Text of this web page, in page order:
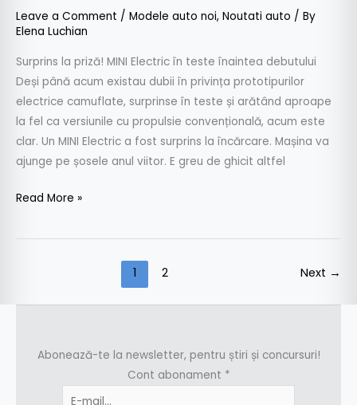
Leave a Comment / Modele auto noi, Noutati auto / By
Elena Luchian
Surprins la priză! MINI Electric în teste înaintea debutului
Deși până acum existau dubii în privința prototipurilor
electrice camuflate, surprinse în teste și arătând aproape
la fel ca versiunile cu propulsie convențională, acum este
clar. Un MINI Electric a fost surprins la încărcare. Mașina va
ajunge pe șosele anul viitor. E greu de ghicit altfel
Read More »
1 2 Next →
Abonează-te la newsletter, pentru știri și concursuri!
Cont abonament *